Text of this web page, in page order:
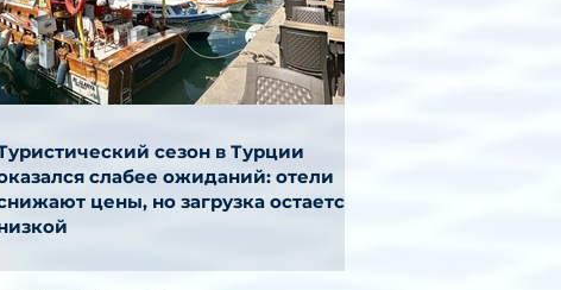
сезон в Турции
слабее ожиданий: отели
цены, но загрузка остается